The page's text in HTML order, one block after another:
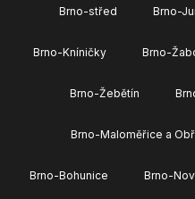
Brno-střed Brno-
Brno-Kníničky Brno-
Brno-Žebětín
Brno-Maloměřice a
Brno-Bohunice Brno-